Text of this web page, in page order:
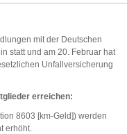
mit der Deutschen
statt und am 20. Februar hat
Unfallversicherung
erreichen:
8603 [km-Geld]) werden
erhöht.